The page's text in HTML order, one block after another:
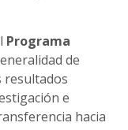
Programa
de
resultados
e
hacia